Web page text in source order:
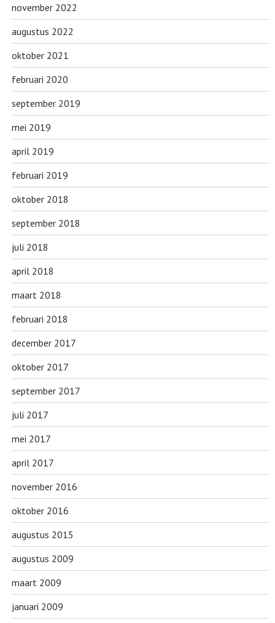
november 2022
augustus 2022
oktober 2021
februari 2020
september 2019
mei 2019
april 2019
februari 2019
oktober 2018
september 2018
juli 2018
april 2018
maart 2018
februari 2018
december 2017
oktober 2017
september 2017
juli 2017
mei 2017
april 2017
november 2016
oktober 2016
augustus 2015
augustus 2009
maart 2009
januari 2009